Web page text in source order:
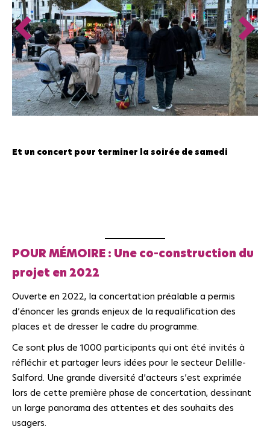
Et un concert pour terminer la soirée de samedi
POUR MÉMOIRE : Une co-construction du
projet en 2022
Ouverte en 2022, la concertation préalable a permis
d’énoncer les grands enjeux de la requalification des
places et de dresser le cadre du programme.
Ce sont plus de 1000 participants qui ont été invités à
réfléchir et partager leurs idées pour le secteur Delille-
Salford. Une grande diversité d’acteurs s’est exprimée
lors de cette première phase de concertation, dessinant
un large panorama des attentes et des souhaits des
usagers.